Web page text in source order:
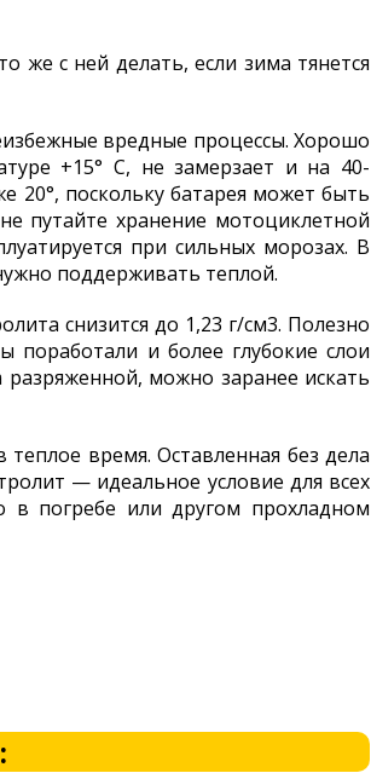
же с ней делать, если зима тянется
вредные процессы. Хорошо
+15° С, не замерзает и на 40-
20°, поскольку батарея может быть
путайте хранение мотоциклетной
при сильных морозах. В
поддерживать теплой.
снизится до 1,23 г/см3. Полезно
и более глубокие слои
разряженной, можно заранее искать
время. Оставленная без дела
— идеальное условие для всех
в погребе или другом прохладном